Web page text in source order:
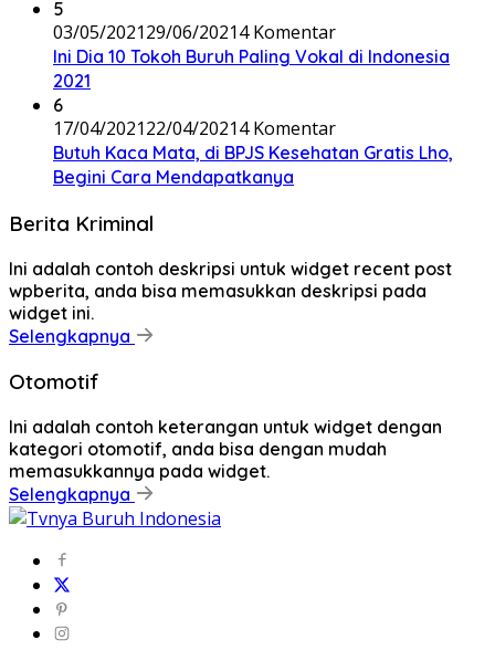
5
03/05/202129/06/20214 Komentar
Ini Dia 10 Tokoh Buruh Paling Vokal di Indonesia
2021
6
17/04/202122/04/20214 Komentar
Butuh Kaca Mata, di BPJS Kesehatan Gratis Lho,
Begini Cara Mendapatkanya
Berita Kriminal
Ini adalah contoh deskripsi untuk widget recent post
wpberita, anda bisa memasukkan deskripsi pada
widget ini.
Selengkapnya
Otomotif
Ini adalah contoh keterangan untuk widget dengan
kategori otomotif, anda bisa dengan mudah
memasukkannya pada widget.
Selengkapnya